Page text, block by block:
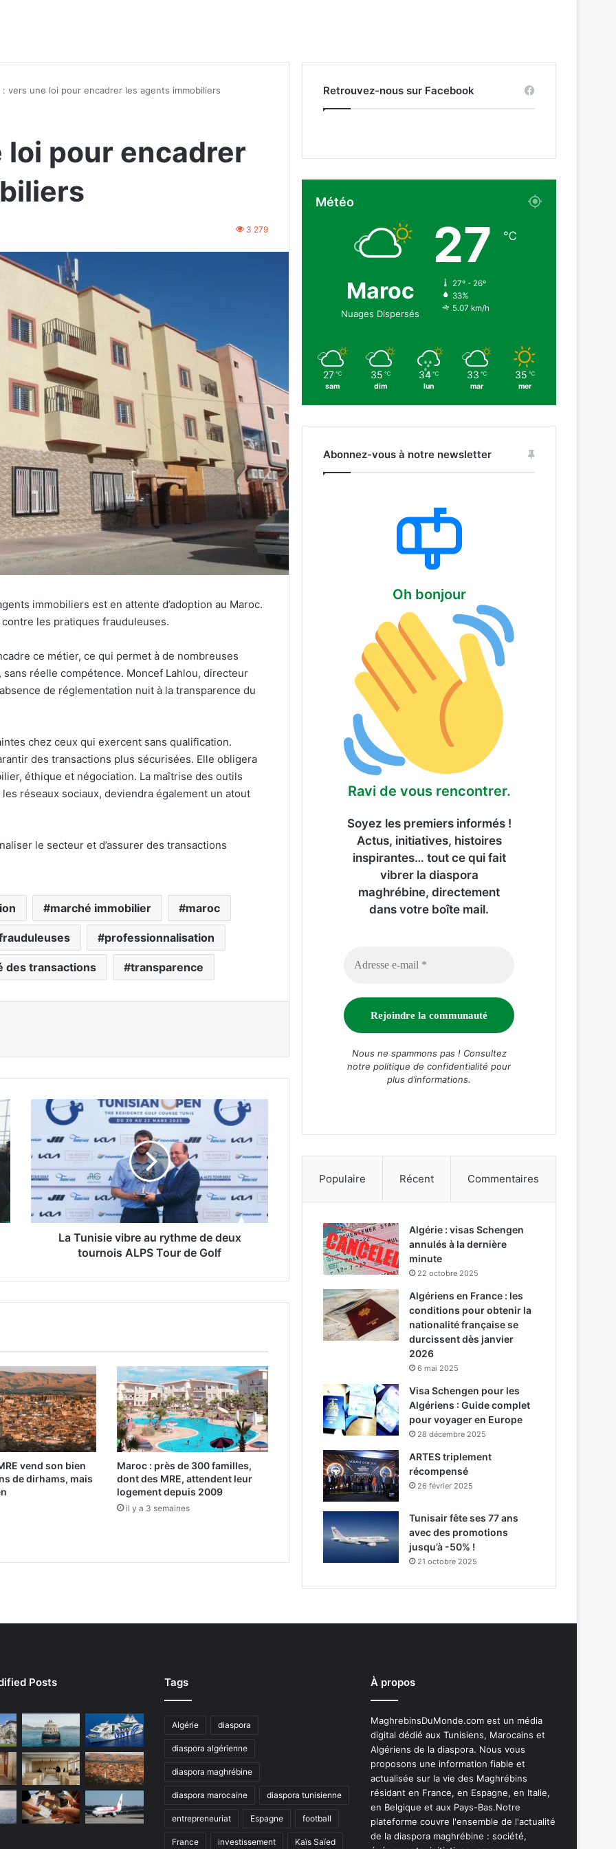
: vers une loi pour encadrer les agents immobiliers
loi pour encadrer
3 279
immobiliers est en attente d’adoption au Maroc.
les pratiques frauduleuses.
ce métier, ce qui permet à de nombreuses
réelle compétence. Moncef Lahlou, directeur
de réglementation nuit à la transparence du
chez ceux qui exercent sans qualification.
des transactions plus sécurisées. Elle obligera
éthique et négociation. La maîtrise des outils
réseaux sociaux, deviendra également un atout
le secteur et d’assurer des transactions
marché immobilier maroc
professionnalisation
des transactions transparence
i
e
r
y
t
h
m
e
d
e
d
e
u
A
T
u
r
d
e
G
o
l
f
La Tunisie vibre au rythme de deux
tournois ALPS Tour de Golf
vend son bien
de dirhams, mais
Maroc : près de 300 familles,
dont des MRE, attendent leur
logement depuis 2009
il y a 3 semaines
Retrouvez-nous sur Facebook
Météo
Maroc
Nuages Dispersés
27 ℃
27º - 26º
33%
5.07 km/h
27 ℃
sam
35 ℃
dim
34 ℃
lun
33 ℃
mar
35 ℃
mer
Abonnez-vous à notre newsletter
Oh bonjour
Ravi de vous rencontrer.
Soyez les premiers informés !
Actus, initiatives, histoires
inspirantes… tout ce qui fait
vibrer la diaspora
maghrébine, directement
dans votre boîte mail.
Nous ne spammons pas ! Consultez
notre politique de confidentialité pour
plus d’informations.
Populaire Récent Commentaires
Algérie : visas Schengen
annulés à la dernière
minute
22 octobre 2025
Algériens en France : les
conditions pour obtenir la
nationalité française se
durcissent dès janvier
2026
6 mai 2025
Visa Schengen pour les
Algériens : Guide complet
pour voyager en Europe
28 décembre 2025
ARTES triplement
récompensé
26 février 2025
Tunisair fête ses 77 ans
avec des promotions
jusqu’à -50% !
21 octobre 2025
Posts Tags
Algérie diaspora
diaspora algérienne
diaspora maghrébine
diaspora marocaine diaspora tunisienne
entrepreneuriat Espagne football
France investissement Kaïs Saïed
À propos
MaghrebinsDuMonde.com est un média
digital dédié aux Tunisiens, Marocains et
Algériens de la diaspora. Nous vous
proposons une information fiable et
actualisée sur la vie des Maghrébins
résidant en France, en Espagne, en Italie,
en Belgique et aux Pays-Bas.Notre
plateforme couvre l'ensemble de l'actualité
de la diaspora maghrébine : société,